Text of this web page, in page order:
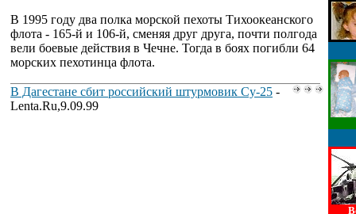
В 1995 году два полка морской пехоты Тихоокеанского
флота - 165-й и 106-й, сменяя друг друга, почти полгода
вели боевые действия в Чечне. Тогда в боях погибли 64
морских пехотинца флота.
В Дагестане сбит российский штурмовик Су-25 -
Lenta.Ru,9.09.99